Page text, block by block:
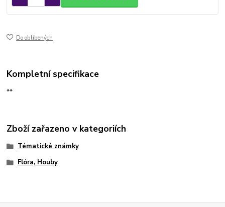
Do oblíbených
Kompletní specifikace
**
Zboží zařazeno v kategoriích
Tématické známky
Flóra, Houby